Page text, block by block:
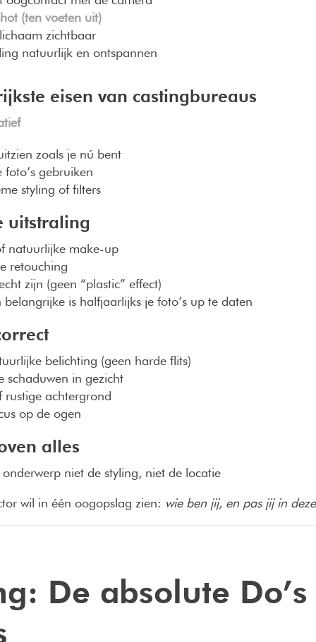
(ten voeten uit)
zichtbaar
natuurlijk en ontspannen
eisen van castingbureaus
zoals je nú bent
foto’s gebruiken
styling of filters
uitstraling
natuurlijke make-up
retouching
zijn (geen “plastic” effect)
belangrijke is halfjaarlijks je foto’s up te daten
belichting (geen harde flits)
schaduwen in gezicht
rustige achtergrond
op de ogen
alles
onderwerp niet de styling, niet de locatie
wil in één oogopslag zien: wie ben jij, en pas jij in
De absolute Do’s